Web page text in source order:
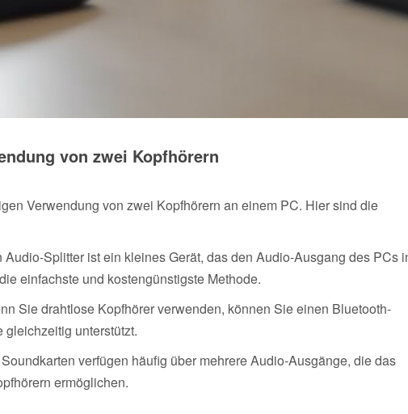
von zwei Kopfhörern
Verwendung von zwei Kopfhörern an einem PC. Hier sind die
Splitter ist ein kleines Gerät, das den Audio-Ausgang des PCs
einfachste und kostengünstigste Methode.
Sie drahtlose Kopfhörer verwenden, können Sie einen Bluetooth-
gleichzeitig unterstützt.
verfügen häufig über mehrere Audio-Ausgänge, die das
ermöglichen.